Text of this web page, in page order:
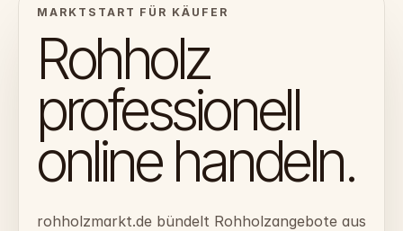
MARKTSTART FÜR KÄUFER
Rohholz
professionell
online handeln.
rohholzmarkt.de bündelt Rohholzangebote aus